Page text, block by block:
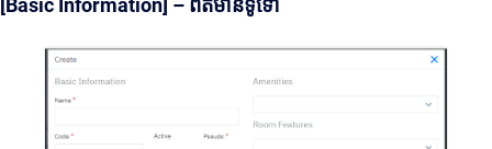
[Basic Information] – ព័ត៌មានទូទៅ